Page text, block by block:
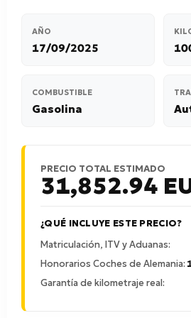
AÑO
17/09/2025
COMBUSTIBLE
Gasolina
PRECIO TOTAL ESTIMADO
31,852.94
¿QUÉ INCLUYE ESTE PRECIO?
Matriculación, ITV y Aduanas:
Honorarios Coches de Alemania:
Garantía de kilometraje real: